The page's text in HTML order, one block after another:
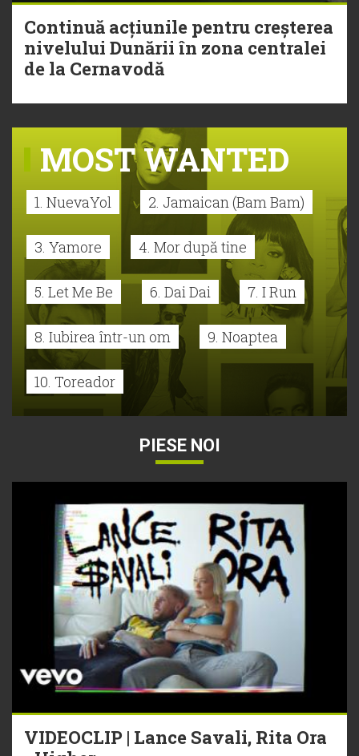
Continuă acțiunile pentru creșterea
nivelului Dunării în zona centralei
de la Cernavodă
MOST WANTED
1. NuevaYol 2. Jamaican (Bam Bam)
3. Yamore 4. Mor după tine
5. Let Me Be 6. Dai Dai 7. I Run
8. Iubirea într-un om 9. Noaptea
10. Toreador
PIESE NOI
VIDEOCLIP | Lance Savali, Rita Ora